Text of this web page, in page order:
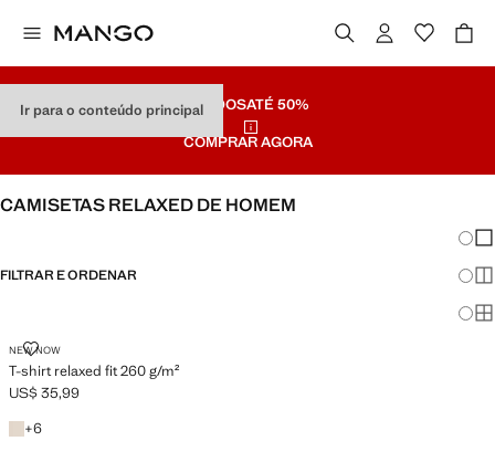
Ir para o conteúdo principalSALDOSATÉ 50%
COMPRAR AGORA
CAMISETAS RELAXED DE HOMEM
FILTRAR E ORDENAR
NEW NOW
T-shirt relaxed fit 260 g/m²
T-SHIRT RELAXED FIT 260 G/M²
Preço atual [US$ 35,99 ]
US$ 35,99
+6
+6 cores